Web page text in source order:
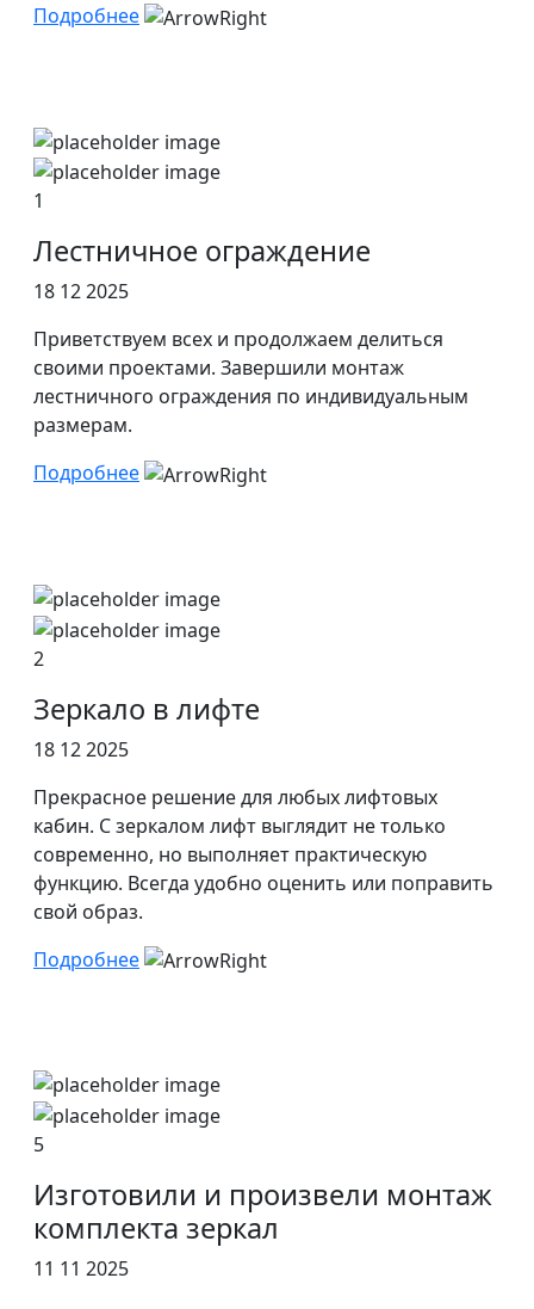
Подробнее
1
Лестничное ограждение
18 12 2025
Приветствуем всех и продолжаем делиться
своими проектами. Завершили монтаж
лестничного ограждения по индивидуальным
размерам.
Подробнее
2
Зеркало в лифте
18 12 2025
Прекрасное решение для любых лифтовых
кабин. С зеркалом лифт выглядит не только
современно, но выполняет практическую
функцию. Всегда удобно оценить или поправить
свой образ.
Подробнее
5
Изготовили и произвели монтаж
комплекта зеркал
11 11 2025